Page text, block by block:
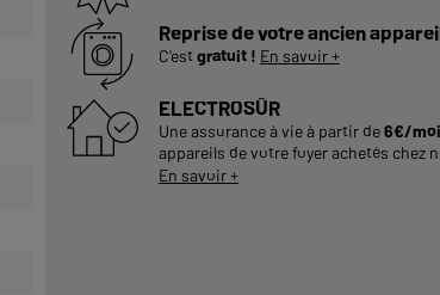
Reprise de votre ancien
C'estgratuit ! En savoir +
ELECTROSÛR
Une assurance à vie à partir de6€/
appareils de votre foyer achetés chez
En savoir +